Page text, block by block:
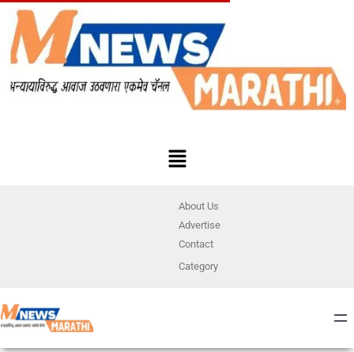
About Us
Advertise
Contact
Category